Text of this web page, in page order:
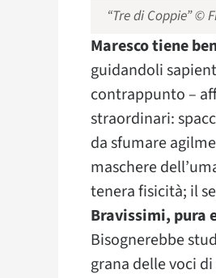
“Tre di Coppie” ©
Maresco tiene
guidandoli
contrappunto –
straordinari:
da sfumare
maschere
tenera fisicità; il
Bravissimi, pura
Bisognerebbe
grana delle voci